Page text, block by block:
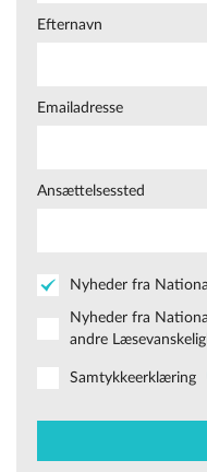
Efternavn
Emailadresse
Ansættelsessted
Nyheder fra
Nyheder fra
andre
Samtykkeerklæring